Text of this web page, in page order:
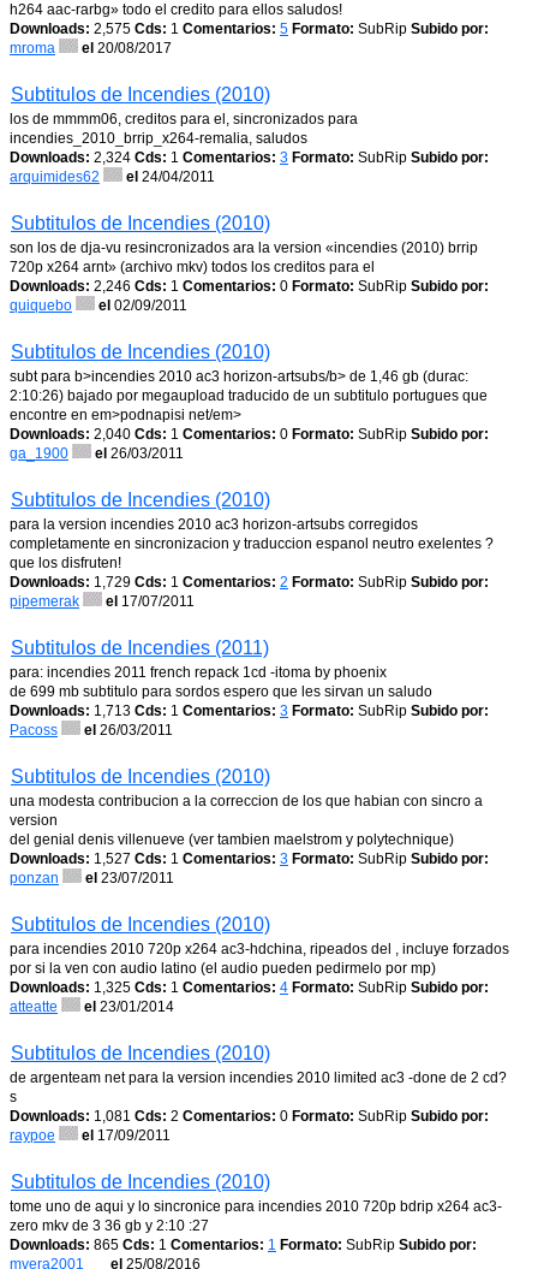
h264 aac-rarbg» todo el credito para ellos saludos!
Downloads: 2,575 Cds: 1 Comentarios: 5 Formato: SubRip Subido por:
mroma
el 20/08/2017
Subtitulos de Incendies (2010)
los de mmmm06, creditos para el, sincronizados para
incendies_2010_brrip_x264-remalia, saludos
Downloads: 2,324 Cds: 1 Comentarios: 3 Formato: SubRip Subido por:
arquimides62
el 24/04/2011
Subtitulos de Incendies (2010)
son los de dja-vu resincronizados ara la version «incendies (2010) brrip
720p x264 arnt» (archivo mkv) todos los creditos para el
Downloads: 2,246 Cds: 1 Comentarios: 0 Formato: SubRip Subido por:
quiquebo
el 02/09/2011
Subtitulos de Incendies (2010)
subt para b>incendies 2010 ac3 horizon-artsubs/b> de 1,46 gb (durac:
2:10:26) bajado por megaupload traducido de un subtitulo portugues que
encontre en em>podnapisi net/em>
Downloads: 2,040 Cds: 1 Comentarios: 0 Formato: SubRip Subido por:
ga_1900
el 26/03/2011
Subtitulos de Incendies (2010)
para la version incendies 2010 ac3 horizon-artsubs corregidos
completamente en sincronizacion y traduccion espanol neutro exelentes ?
que los disfruten!
Downloads: 1,729 Cds: 1 Comentarios: 2 Formato: SubRip Subido por:
pipemerak
el 17/07/2011
Subtitulos de Incendies (2011)
para: incendies 2011 french repack 1cd -itoma by phoenix
de 699 mb subtitulo para sordos espero que les sirvan un saludo
Downloads: 1,713 Cds: 1 Comentarios: 3 Formato: SubRip Subido por:
Pacoss
el 26/03/2011
Subtitulos de Incendies (2010)
una modesta contribucion a la correccion de los que habian con sincro a
version
del genial denis villenueve (ver tambien maelstrom y polytechnique)
Downloads: 1,527 Cds: 1 Comentarios: 3 Formato: SubRip Subido por:
ponzan
el 23/07/2011
Subtitulos de Incendies (2010)
para incendies 2010 720p x264 ac3-hdchina, ripeados del , incluye forzados
por si la ven con audio latino (el audio pueden pedirmelo por mp)
Downloads: 1,325 Cds: 1 Comentarios: 4 Formato: SubRip Subido por:
atteatte
el 23/01/2014
Subtitulos de Incendies (2010)
de argenteam net para la version incendies 2010 limited ac3 -done de 2 cd?
s
Downloads: 1,081 Cds: 2 Comentarios: 0 Formato: SubRip Subido por:
raypoe
el 17/09/2011
Subtitulos de Incendies (2010)
tome uno de aqui y lo sincronice para incendies 2010 720p bdrip x264 ac3-
zero mkv de 3 36 gb y 2:10 :27
Downloads: 865 Cds: 1 Comentarios: 1 Formato: SubRip Subido por:
mvera2001
el 25/08/2016